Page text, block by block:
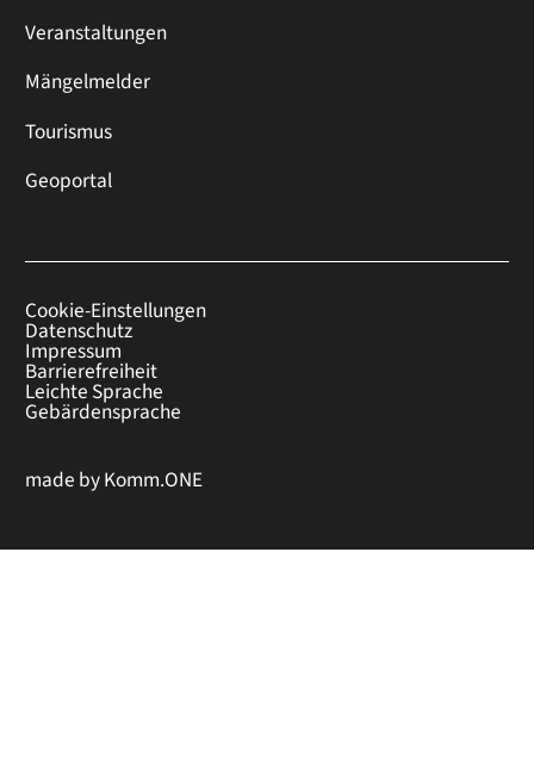
Veranstaltungen
Mängelmelder
Tourismus
Geoportal
Cookie-Einstellungen
Datenschutz
Impressum
Barrierefreiheit
Leichte Sprache
Gebärdensprache
made byKomm.ONE